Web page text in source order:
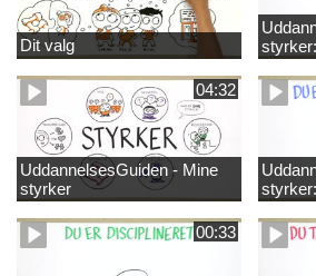
Dit valg
tingene
04:32
UddannelsesGuiden - Mine
styrker
00:33